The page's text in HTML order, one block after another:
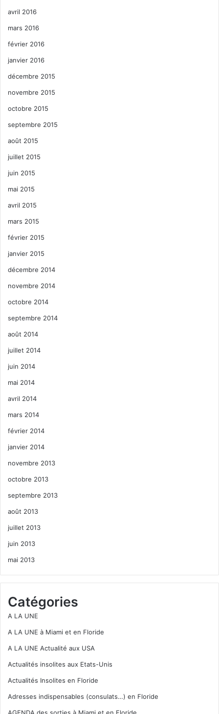
avril 2016
mars 2016
février 2016
janvier 2016
décembre 2015
novembre 2015
octobre 2015
septembre 2015
août 2015
juillet 2015
juin 2015
mai 2015
avril 2015
mars 2015
février 2015
janvier 2015
décembre 2014
novembre 2014
octobre 2014
septembre 2014
août 2014
juillet 2014
juin 2014
mai 2014
avril 2014
mars 2014
février 2014
janvier 2014
novembre 2013
octobre 2013
septembre 2013
août 2013
juillet 2013
juin 2013
mai 2013
Catégories
A LA UNE
A LA UNE à Miami et en Floride
A LA UNE Actualité aux USA
Actualités insolites aux Etats-Unis
Actualités Insolites en Floride
Adresses indispensables (consulats…) en Floride
AGENDA des sorties à Miami et en Floride